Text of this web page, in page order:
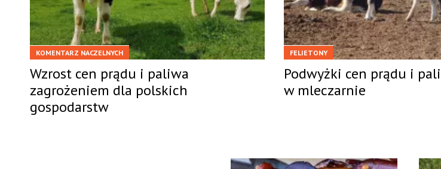
KOMENTARZ NACZELNYCH
Wzrost cen prądu i paliwa
zagrożeniem dla polskich
gospodarstw
FELIETONY
Podwyżki cen prądu i
w mleczarnie